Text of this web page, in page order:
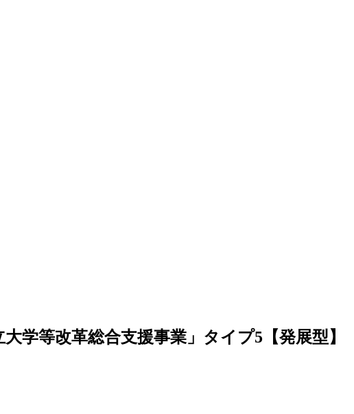
学等改革総合支援事業」タイプ5【発展型】